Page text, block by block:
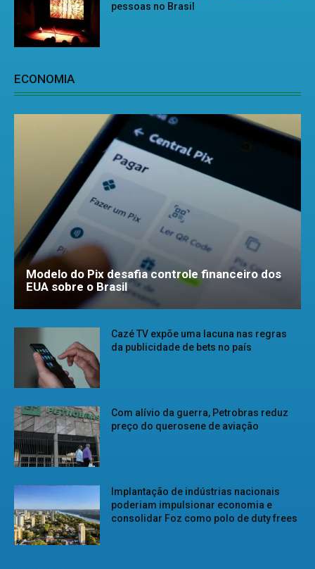
pessoas no Brasil
ECONOMIA
Modelo do Pix desafia controle financeiro dos
EUA sobre o Brasil
Cazé TV expõe uma lacuna nas regras
da publicidade de bets no país
Com alívio da guerra, Petrobras reduz
preço do querosene de aviação
Implantação de indústrias nacionais
poderiam impulsionar economia e
consolidar Foz como polo de duty frees